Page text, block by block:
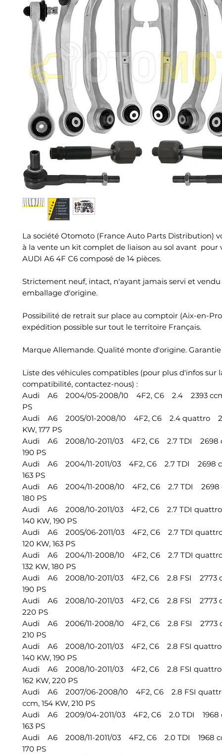
La société Otomoto (France Auto Parts Distribution)
à la vente un kit complet de liaison au sol avant pour
AUDI A6 4F C6 composé de 14 pièces.
Strictement neuf, intact, n'ayant jamais servi et vendu
emballage d'origine.
Possibilité de retrait sur place au comptoir (Aix-en-
expédition possible sur tout le territoire Français.
Marque Allemande. Qualité monte d'origine. Garantie
Liste des véhicules compatibles (pour plus d'infos sur
compatibilité, contactez-nous) :
Audi A6 2004/05-2008/10 4F2, C6 2.4 2393 ccm,
PS
Audi A6 2005/01-2008/10 4F2, C6 2.4 quattro
KW, 177 PS
Audi A6 2008/10-2011/03 4F2, C6 2.7 TDI 2698
190 PS
Audi A6 2004/11-2011/03 4F2, C6 2.7 TDI 2698
163 PS
Audi A6 2004/11-2008/10 4F2, C6 2.7 TDI 2698
180 PS
Audi A6 2008/10-2011/03 4F2, C6 2.7 TDI
140 KW, 190 PS
Audi A6 2005/06-2011/03 4F2, C6 2.7 TDI
120 KW, 163 PS
Audi A6 2004/11-2008/10 4F2, C6 2.7 TDI
132 KW, 180 PS
Audi A6 2008/10-2011/03 4F2, C6 2.8 FSI 2773
190 PS
Audi A6 2008/10-2011/03 4F2, C6 2.8 FSI 2773
220 PS
Audi A6 2006/11-2008/10 4F2, C6 2.8 FSI 2773
210 PS
Audi A6 2008/10-2011/03 4F2, C6 2.8 FSI
140 KW, 190 PS
Audi A6 2008/10-2011/03 4F2, C6 2.8 FSI
162 KW, 220 PS
Audi A6 2007/06-2008/10 4F2, C6 2.8 FSI
ccm, 154 KW, 210 PS
Audi A6 2009/04-2011/03 4F2, C6 2.0 TDI 1968
163 PS
Audi A6 2008/11-2011/03 4F2, C6 2.0 TDI 1968
170 PS